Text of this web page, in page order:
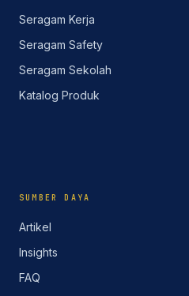
Seragam Kerja
Seragam Safety
Seragam Sekolah
Katalog Produk
SUMBER DAYA
Artikel
Insights
FAQ